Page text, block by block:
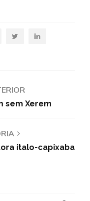
sem Xerem
ítalo-capixaba